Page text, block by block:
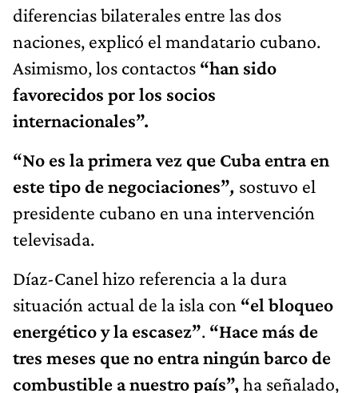
diferencias bilaterales entre las dos
naciones, explicó el mandatario cubano.
Asimismo, los contactos “han sido
favorecidos por los socios
internacionales”.
“No es la primera vez que Cuba entra en
este tipo de negociaciones”, sostuvo el
presidente cubano en una intervención
televisada.
Díaz-Canel hizo referencia a la dura
situación actual de la isla con “el bloqueo
energético y la escasez”. “Hace más de
tres meses que no entra ningún barco de
combustible a nuestro país”,ha señalado,